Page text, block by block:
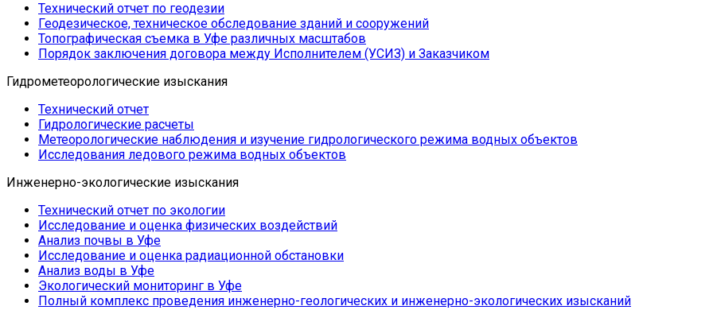
Технический отчет по геодезии
Геодезическое, техническое обследование зданий и сооружений
Топографическая съемка в Уфе различных масштабов
Порядок заключения договора между Исполнителем (УСИЗ) и Заказчиком
Гидрометеорологические изыскания
Технический отчет
Гидрологические расчеты
Метеорологические наблюдения и изучение гидрологического режима водных объектов
Исследования ледового режима водных объектов
Инженерно-экологические изыскания
Технический отчет по экологии
Исследование и оценка физических воздействий
Анализ почвы в Уфе
Исследование и оценка радиационной обстановки
Анализ воды в Уфе
Экологический мониторинг в Уфе
Полный комплекс проведения инженерно-геологических и инженерно-экологических изысканий